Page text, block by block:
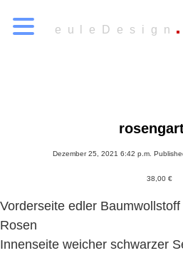
euleDesign
Dezember 25, 2021 6:42 p.m.
38,00 €
Vorderseite edler
Rosen
Innenseite weicher schwarzer